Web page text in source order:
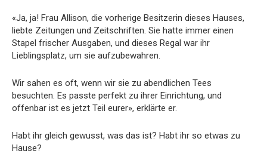
«Ja, ja! Frau Allison, die vorherige Besitzerin dieses Hauses,
liebte Zeitungen und Zeitschriften. Sie hatte immer einen
Stapel frischer Ausgaben, und dieses Regal war ihr
Lieblingsplatz, um sie aufzubewahren.
Wir sahen es oft, wenn wir sie zu abendlichen Tees
besuchten. Es passte perfekt zu ihrer Einrichtung, und
offenbar ist es jetzt Teil eurer», erklärte er.
Habt ihr gleich gewusst, was das ist? Habt ihr so etwas zu
Hause?